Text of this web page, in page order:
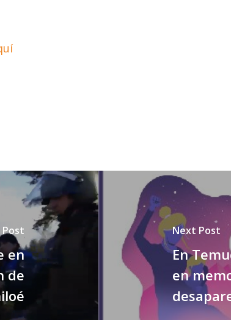
Post
en
de
Next Post
En
en